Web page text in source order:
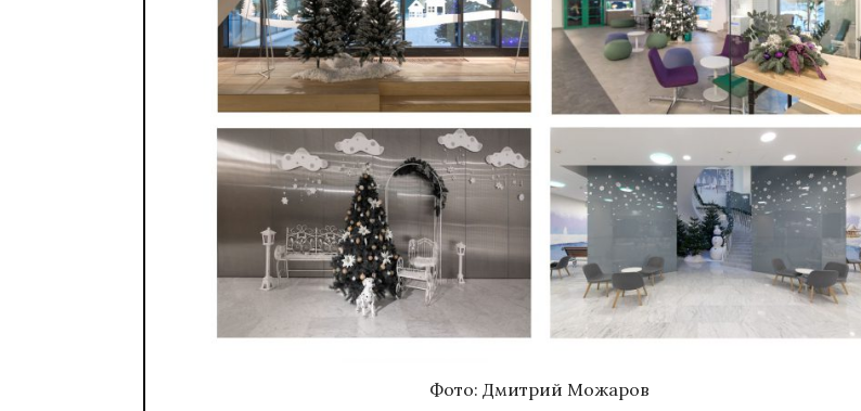
Фото: Дмитрий Можаров